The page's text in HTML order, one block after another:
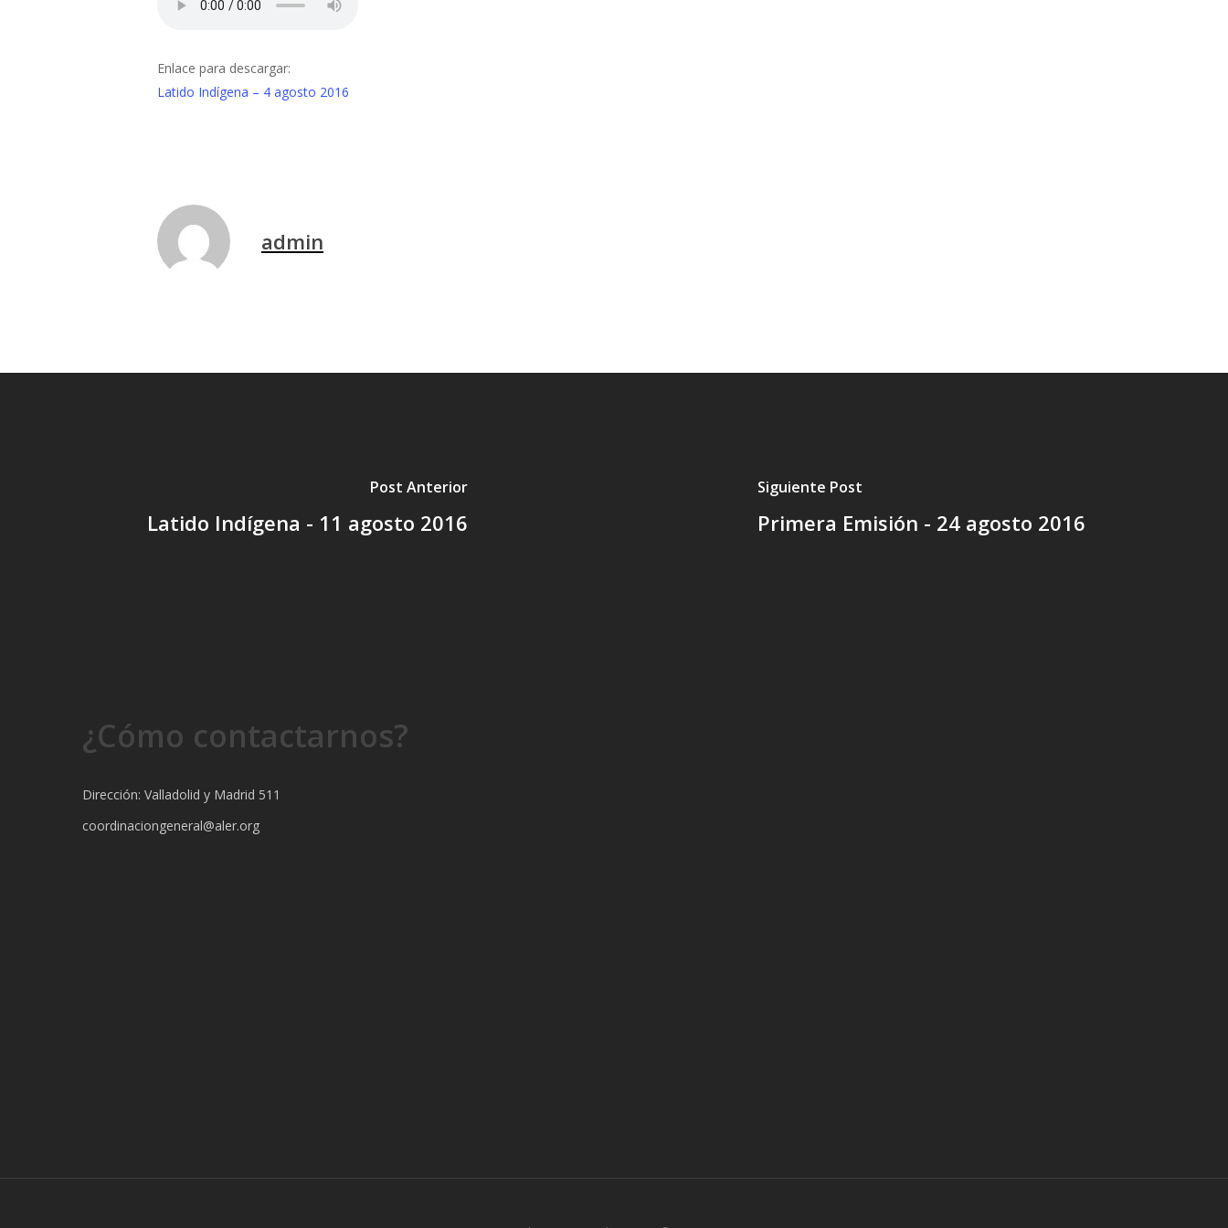
Enlace para descargar:
Latido Indígena – 4 agosto 2016
admin
Post Anterior
Latido Indígena - 11 agosto 2016
Siguiente Post
Primera Emisión - 24 agosto 2016
¿Cómo contactarnos?
Dirección: Valladolid y Madrid 511
coordinaciongeneral@aler.org